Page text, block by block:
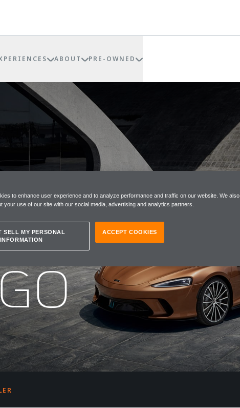
ABOUT PRE-OWNED
to enhance user experience and to analyze performance and traffic on our website. We also
your use of our site with our social media, advertising and analytics partners.
SELL MY PERSONAL
INFORMATION
ACCEPT COOKIES